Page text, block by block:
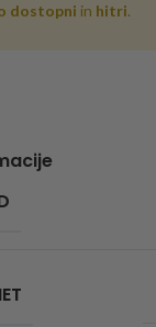
dostopni in hitri.